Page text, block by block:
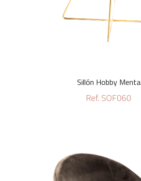
Sillón Hobby Menta
Ref. SOF060